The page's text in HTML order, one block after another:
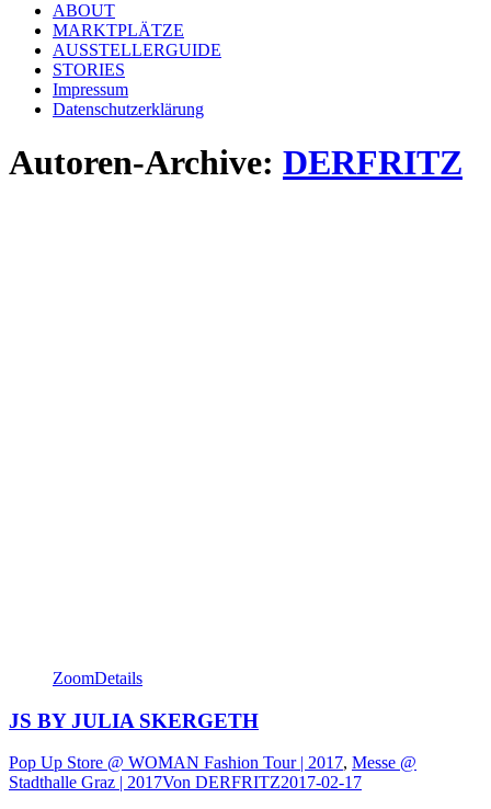
ABOUT
MARKTPLÄTZE
AUSSTELLERGUIDE
STORIES
Impressum
Datenschutzerklärung
Autoren-Archive: DERFRITZ
ZoomDetails
JS BY JULIA SKERGETH
Pop Up Store @ WOMAN Fashion Tour | 2017, Messe @
Stadthalle Graz | 2017Von DERFRITZ2017-02-17